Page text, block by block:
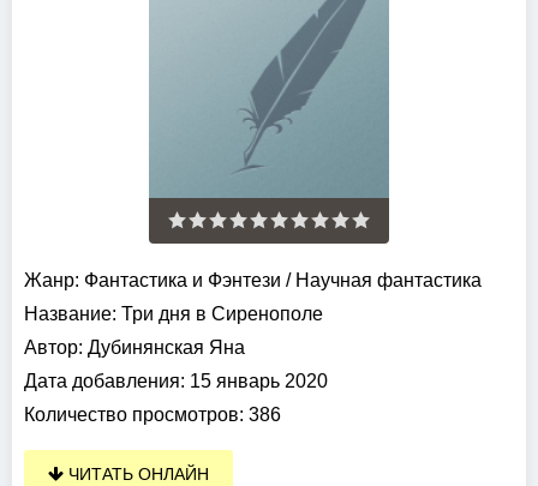
Жанр: Фантастика и Фэнтези / Научная фантастика
Название: Три дня в Сиренополе
Автор: Дубинянская Яна
Дата добавления: 15 январь 2020
Количество просмотров: 386
ЧИТАТЬ ОНЛАЙН